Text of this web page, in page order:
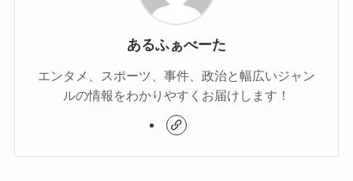
あるふぁべーた
エンタメ、スポーツ、事件、政治と幅広いジャン
ルの情報をわかりやすくお届けします！